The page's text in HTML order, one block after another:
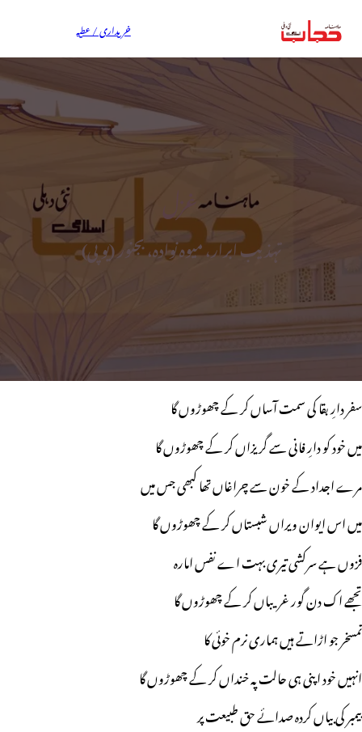
خریداری / عطیہ
غزل
تہذیب ابرار، میوہ نوادہ، بجنور (یوپی)
سفر دارِ بقا کی سمت آساں کر کے چھوڑوں گا
میں خود کو دارِ فانی سے گریزاں کر کے چھوڑوں گا
مرے اجداد کے خون سے چراغاں تھا کبھی جس میں
میں اس ایوان ویراں شبستاں کر کے چھوڑوں گا
فزوں ہے سرکشی تیری بہت اے نفس امارہ
تجھے اک دن گور غریباں کر کے چھوڑوں گا
تمسخر جو اڑاتے ہیں ہماری نرم خوئی کا
انہیں خود اپنی ہی حالت پہ خنداں کر کے چھوڑوں گا
پیمبر کی بیاں کردہ صدائے حق طبیعت پر